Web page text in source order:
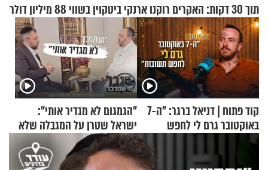
תוך 30 דקות: האקרים רוקנו ארנקי ביטקוין בשווי 88 מיליון דולר
קוד פתוח | דניאל ברגר: "ה-7
באוקטובר גרם לי לחפש
תשובות"
"הגמגום לא מגדיר אותי":
ישראל שטרן על המגבלה שלא
עוצרת אותו